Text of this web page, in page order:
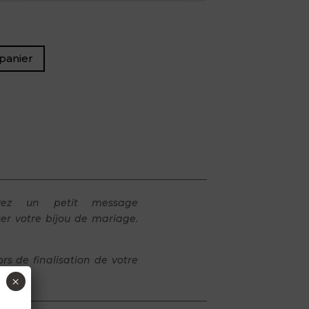
un petit message
votre bijou de mariage.
de finalisation de votre
×